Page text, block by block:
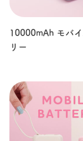
10000mAh モバ
リー